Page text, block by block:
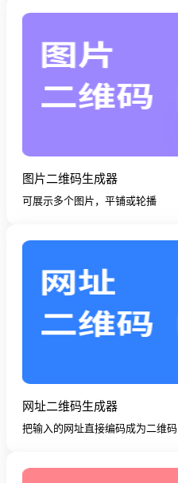
图片二维码生成器
可展示多个图片，平铺或轮播
网址二维码生成器
把输入的网址直接编码成为二维码